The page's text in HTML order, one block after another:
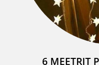
6 MEETRIT